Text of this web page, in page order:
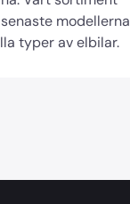
modellerna
typer av elbilar.